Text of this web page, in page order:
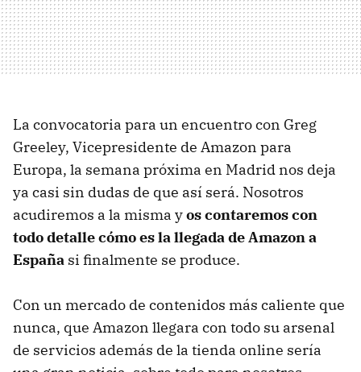
La convocatoria para un encuentro con Greg
Greeley, Vicepresidente de Amazon para
Europa, la semana próxima en Madrid nos deja
ya casi sin dudas de que así será. Nosotros
acudiremos a la misma yos contaremos con
todo detalle cómo es la llegada de Amazon a
España si finalmente se produce.
Con un mercado de contenidos más caliente que
nunca, que Amazon llegara con todo su arsenal
de servicios además de la tienda online sería